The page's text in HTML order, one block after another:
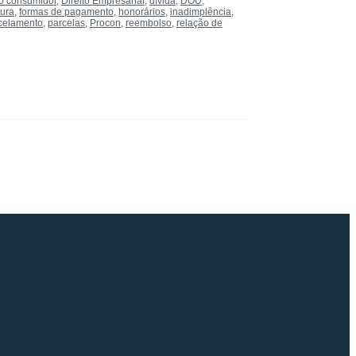
, formas de pagamento, honorários, inadimplência,
, parcelas, Procon, reembolso, relação de